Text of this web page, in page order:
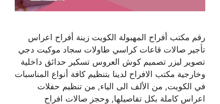
رقم مكتب أفراح المهبولة الكويت زينة أفراح اعراس
تأجير صالات قاعات كراسي طاولات سجاد موكيت دجي
تصوير ليزر تصميم كوش العروس تسكير حدائق داخلية
وخارجية مكتب الافراح لدينا بتنظيم كافة أنواع المناسبات
في الكويت, من الألف الى الياء, من تنظيم حفلات
اعراس كاملة بكل تفاصيلها, وحجز صالات افراح